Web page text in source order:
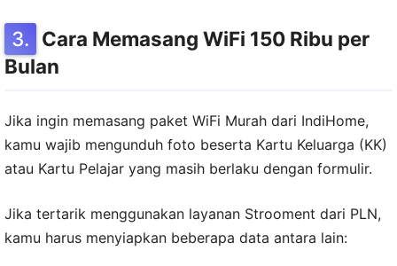
Cara Memasang WiFi 150 Ribu per
Bulan
Jika ingin memasang paket WiFi Murah dari IndiHome,
kamu wajib mengunduh foto beserta Kartu Keluarga (KK)
atau Kartu Pelajar yang masih berlaku dengan formulir.
Jika tertarik menggunakan layanan Strooment dari PLN,
kamu harus menyiapkan beberapa data antara lain: